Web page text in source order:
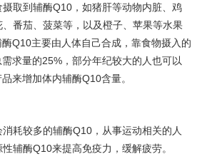
取到辅酶Q10，如猪肝等动物内脏、鸡
番茄、菠菜等，以及橙子、苹果等水果
Q10主要由人体自己合成，靠食物摄入的
求量的25%，部分年纪较大的人也可以
来增加体内辅酶Q10含量。
耗较多的辅酶Q10，从事运动相关的人
辅酶Q10来提高免疫力，缓解疲劳。